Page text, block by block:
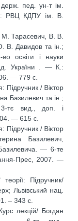
держ. пед. ун-т ім.
РВЦ КДПУ ім. В.
М. Тарасевич, В. В.
В. Давидов та ін.;
освіти і науки
України . — К.:
— 779 с.
Підручник / Віктор
Базилевич та ін.;
тє вид., доп. і
— 615 с.
Підручник / Віктор
Базилевич,
— 6-те
Прес, 2007. —
Підручник/
Львівський нац.
– 343 с.
лекцій/ Богдан